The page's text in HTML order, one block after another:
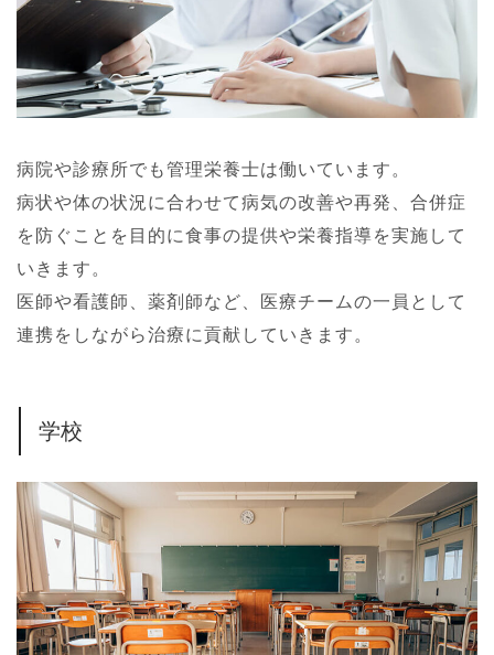
病院や診療所でも管理栄養士は働いています。
病状や体の状況に合わせて病気の改善や再発、合併症
を防ぐことを目的に食事の提供や栄養指導を実施して
いきます。
医師や看護師、薬剤師など、医療チームの一員として
連携をしながら治療に貢献していきます。
学校